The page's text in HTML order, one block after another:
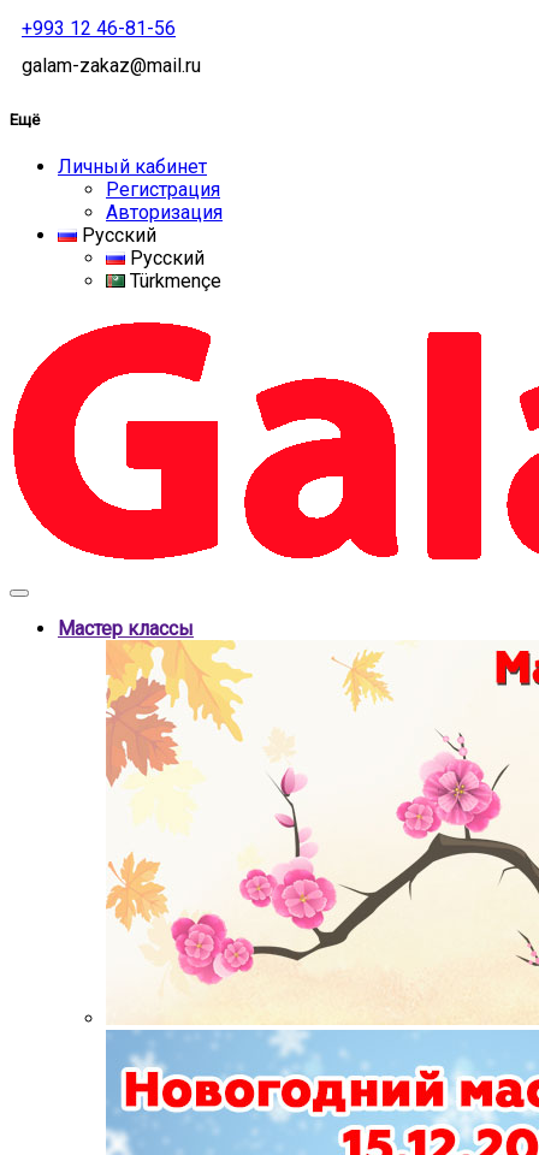
+993 12 46-81-56
galam-zakaz@mail.ru
Ещё
Личный кабинет
Регистрация
Авторизация
Русский
Русский
Türkmençe
Мастер классы